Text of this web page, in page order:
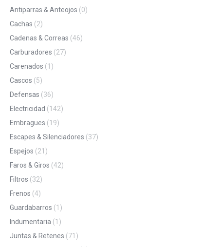
Antiparras & Anteojos (0)
Cachas (2)
Cadenas & Correas (46)
Carburadores (27)
Carenados (1)
Cascos (5)
Defensas (36)
Electricidad (142)
Embragues (19)
Escapes & Silenciadores (37)
Espejos (21)
Faros & Giros (42)
Filtros (32)
Frenos (4)
Guardabarros (1)
Indumentaria (1)
Juntas & Retenes (71)